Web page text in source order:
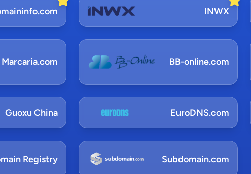
INWX
Marcaria.com BB-online.com
Guoxu China EuroDNS.com
Registry Subdomain.com